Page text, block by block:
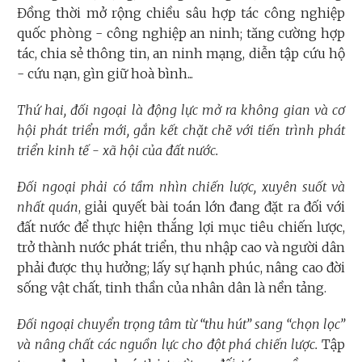
Đồng thời mở rộng chiều sâu hợp tác công nghiệp
quốc phòng - công nghiệp an ninh; tăng cường hợp
tác, chia sẻ thông tin, an ninh mạng, diễn tập cứu hộ
- cứu nạn, gìn giữ hoà bình...
Thứ hai, đối ngoại là động lực mở ra không gian và cơ
hội phát triển mới, gắn kết chặt chẽ với tiến trình phát
triển kinh tế - xã hội của đất nước.
Đối ngoại phải có tầm nhìn chiến lược, xuyên suốt và
nhất quán, giải quyết bài toán lớn đang đặt ra đối với
đất nước để thực hiện thắng lợi mục tiêu chiến lược,
trở thành nước phát triển, thu nhập cao và người dân
phải được thụ hưởng; lấy sự hạnh phúc, nâng cao đời
sống vật chất, tinh thần của nhân dân là nền tảng.
Đối ngoại chuyển trọng tâm từ “thu hút” sang “chọn lọc”
và nâng chất các nguồn lực cho đột phá chiến lược. Tập